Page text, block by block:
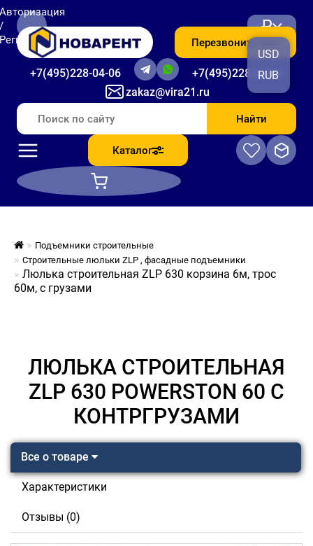
zakaz@vira21.ru
+7(495)228-04-06 +7(495)228-06-56
Перезвоните мне
₽
USD
RUB
Найти
Каталог
Подъемники строительные
Строительные люльки ZLP , фасадные подъемники
Люлька строительная ZLP 630 корзина 6м, трос
60м, с грузами
ЛЮЛЬКА СТРОИТЕЛЬНАЯ
ZLP 630 POWERSTON 60 C
КОНТРГРУЗАМИ
Все о товаре
Характеристики
Отзывы (0)